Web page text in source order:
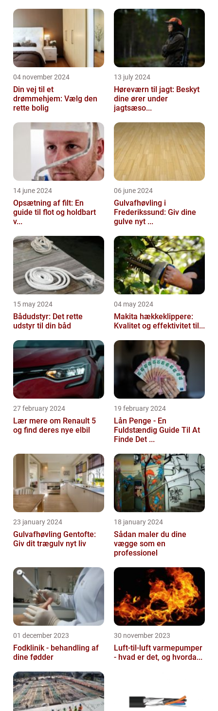
04 november 2024
Din vej til et
drømmehjem: Vælg den
rette bolig
13 july 2024
Høreværn til jagt: Beskyt
dine ører under
jagtsæso...
14 june 2024
Opsætning af filt: En
guide til flot og holdbart
v...
06 june 2024
Gulvafhøvling i
Frederikssund: Giv dine
gulve nyt ...
15 may 2024
Bådudstyr: Det rette
udstyr til din båd
04 may 2024
Makita hækkeklippere:
Kvalitet og effektivitet til...
27 february 2024
Lær mere om Renault 5
og find deres nye elbil
19 february 2024
Lån Penge - En
Fuldstændig Guide Til At
Finde Det ...
23 january 2024
Gulvafhøvling Gentofte:
Giv dit trægulv nyt liv
18 january 2024
Sådan maler du dine
vægge som en
professionel
01 december 2023
Fodklinik - behandling af
dine fødder
30 november 2023
Luft-til-luft varmepumper
- hvad er det, og hvorda...